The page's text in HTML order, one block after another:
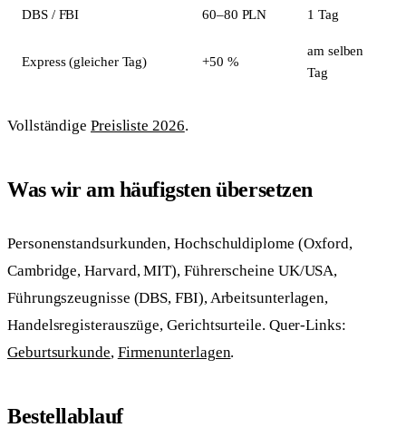
DBS / FBI 60–80 PLN 1 Tag
Express (gleicher Tag) +50 %
am selben
Tag
Vollständige Preisliste 2026.
Was wir am häufigsten übersetzen
Personenstandsurkunden, Hochschuldiplome (Oxford,
Cambridge, Harvard, MIT), Führerscheine UK/USA,
Führungszeugnisse (DBS, FBI), Arbeitsunterlagen,
Handelsregisterauszüge, Gerichtsurteile. Quer-Links:
Geburtsurkunde, Firmenunterlagen.
Bestellablauf